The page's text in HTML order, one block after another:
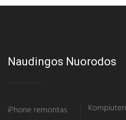
Naudingos Nuorodos
iPhone remontas